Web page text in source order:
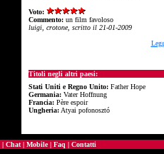
Voto:
Commento: un film favoloso
luigi, crotone, scritto il 21-01-2009
Titoli negli altri paesi:
Stati Uniti e Regno Unito: Father Hope
Germania: Vater Hoffnung
Francia: Père espoir
Ungheria: Atyai pofonosztó
| Chat | Mobile| Faq | Contatti